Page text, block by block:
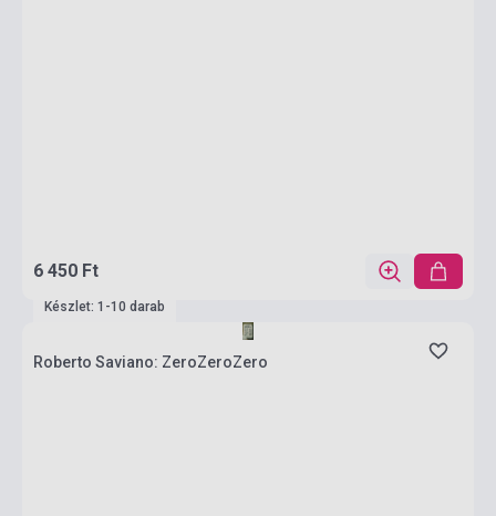
6 450 Ft
Készlet: 1-10 darab
Roberto Saviano: ZeroZeroZero